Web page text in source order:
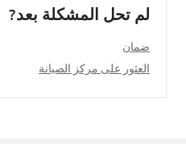
لم تحل المشكلة بعد?
ضمان
العثور على مركز الصيانة